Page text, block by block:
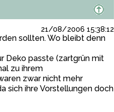
21/08/2006 15:38:12
sollten. Wo bleibt denn
Deko passte (zartgrün mit
zu ihrem
zwar nicht mehr
sich ihre Vorstellungen doch